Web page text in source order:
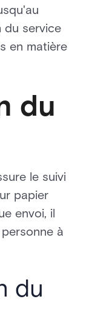
du service
en matière
du
le suivi
papier
envoi, il
à
du